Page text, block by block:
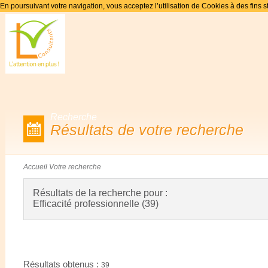
En poursuivant votre navigation, vous acceptez l’utilisation de Cookies à des fins
Recherche
Résultats de votre recherche
Accueil Votre recherche
Résultats de la recherche pour :
Efficacité professionnelle (39)
Résultats obtenus : 39